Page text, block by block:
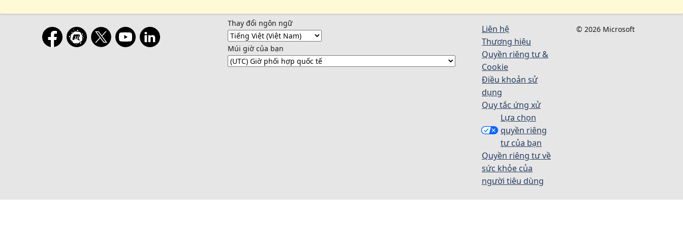
Thay đổi ngôn ngữ
Múi giờ của bạn
Liên hệ
Thương hiệu
Quyền riêng tư &
Cookie
Điều khoản sử
dụng
Quy tắc ứng xử
Lựa chọn
quyền riêng
tư của bạn
Quyền riêng tư về
sức khỏe của
người tiêu dùng
© 2026 Microsoft